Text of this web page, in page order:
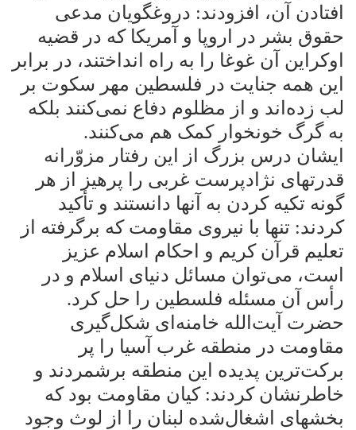
افتادن آن، افزودند: دروغگویان مدعی
حقوق بشر در اروپا و آمریکا که در قضیه
اوکراین آن غوغا را به راه انداختند، در برابر
این همه جنایت در فلسطین مهر سکوت بر
لب زده‌اند و از مظلوم دفاع نمی‌کنند بلکه
به گرگ خونخوار کمک هم می‌کنند.
ایشان درس بزرگ از این رفتار مزوّرانه
قدرتهای نژادپرست غربی را پرهیز از هر
گونه تکیه کردن به آنها دانستند و تأکید
کردند: تنها با نیروی مقاومت که برگرفته از
تعلیم قرآن کریم و احکام اسلام عزیز
است، می‌توان مسائل دنیای اسلام و در
رأس آن مسئله فلسطین را حل کرد.
حضرت آیت‌الله خامنه‌ای شکل‌گیری
مقاومت در منطقه غرب آسیا را پر
برکت‌ترین پدیده این منطقه برشمردند و
خاطرنشان کردند: کیان مقاومت بود که
بخشهای اشغال‌شده لبنان را از لوث وجود